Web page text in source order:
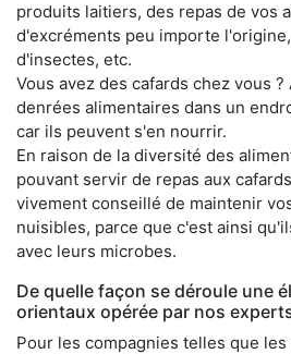
produits laitiers, des repas de vos
d'excréments peu importe
d'insectes, etc.
Vous avez des cafards chez vous
denrées alimentaires dans un
car ils peuvent s'en nourrir.
En raison de la diversité des
pouvant servir de repas aux
vivement conseillé de maintenir
nuisibles, parce que c'est ainsi
avec leurs microbes.
De quelle façon se déroule une
orientaux opérée par nos
Pour les compagnies telles que